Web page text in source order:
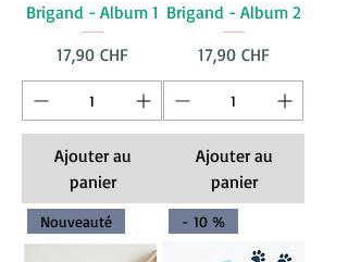
Brigand - Album 1
Prix
17,90 CHF
Ajouter au
panier
Brigand - Album 2
Prix
17,90 CHF
Ajouter au
panier
Nouveauté - 10 %